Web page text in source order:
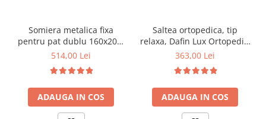
Somiera metalica fixa
pentru pat dublu 160x200,
6 picioare, 32 lamele lemn
saltea ferm, negru
514,00 Lei
ADAUGA IN COS
Saltea ortopedica, tip
relaxa, Dafin Lux Ortopedic,
90x200x21cm, fermitate
tip Bonell, fata vara-iarna,
sistem de aerisire cu
butoni, Salt Confort
363,00 Lei
ADAUGA IN COS